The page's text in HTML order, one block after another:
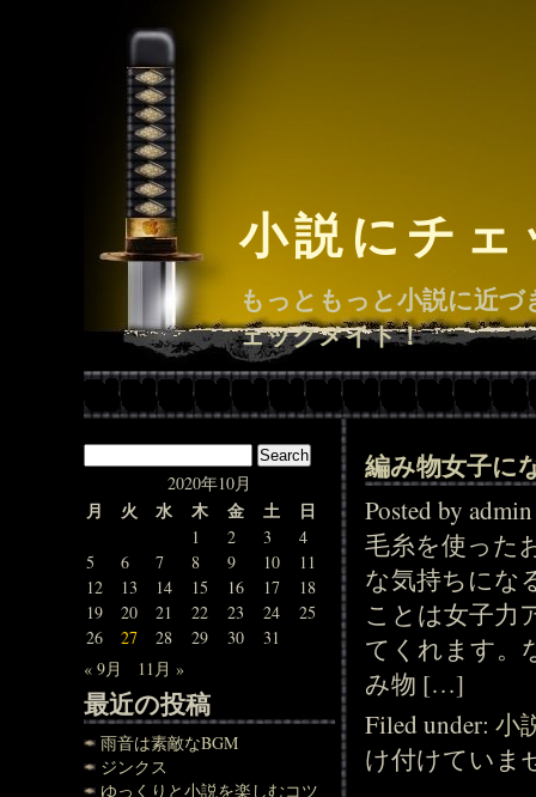
小説にチ
もっともっと小説に近
ェックメイト！
2020年10月
月 火 水 木 金 土 日
1 2 3
4
5
6 7 8 9 10
11
12
13 14 15 16 17
18
19
20 21 22 23 24
25
26
27 28 29 30
31
« 9月
11月 »
最近の投稿
雨音は素敵なBGM
ジンクス
ゆっくりと小説を楽しむコツ
編み物女子に
Posted by
毛糸を使った
な気持ちにな
ことは女子力
てくれます。
み物 […]
Filed under:小
け付けていま